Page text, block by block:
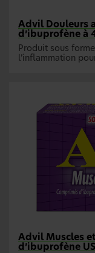
Advil Douleurs
d’ibuprofène à
Produit sous
l’inflammation
Advil Muscles
d’ibuprofène